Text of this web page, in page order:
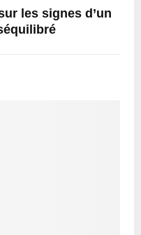
les signes d’un